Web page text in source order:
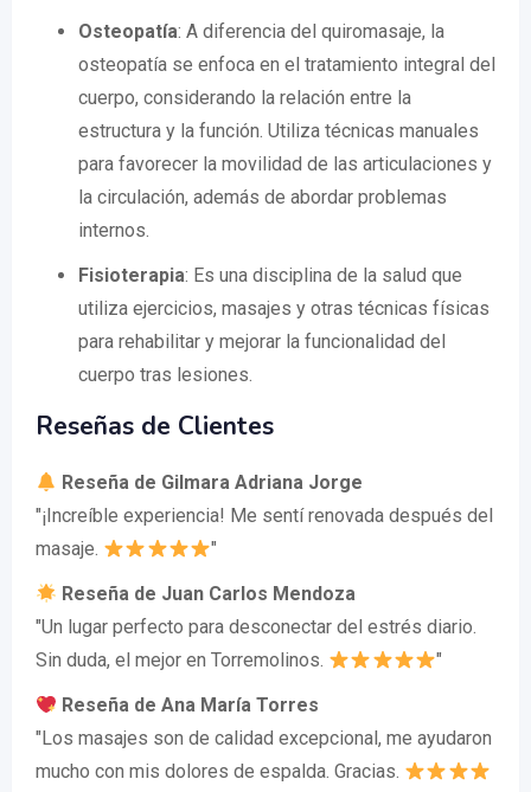
Osteopatía: A diferencia del quiromasaje, la
osteopatía se enfoca en el tratamiento integral del
cuerpo, considerando la relación entre la
estructura y la función. Utiliza técnicas manuales
para favorecer la movilidad de las articulaciones y
la circulación, además de abordar problemas
internos.
Fisioterapia: Es una disciplina de la salud que
utiliza ejercicios, masajes y otras técnicas físicas
para rehabilitar y mejorar la funcionalidad del
cuerpo tras lesiones.
Reseñas de Clientes
Reseña de Gilmara Adriana Jorge
"¡Increíble experiencia! Me sentí renovada después del
masaje.
"
Reseña de Juan Carlos Mendoza
"Un lugar perfecto para desconectar del estrés diario.
Sin duda, el mejor en Torremolinos.
"
Reseña de Ana María Torres
"Los masajes son de calidad excepcional, me ayudaron
mucho con mis dolores de espalda. Gracias.